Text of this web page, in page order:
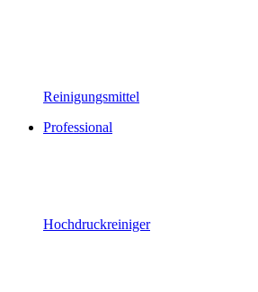
Reinigungsmittel
Professional
Hochdruckreiniger